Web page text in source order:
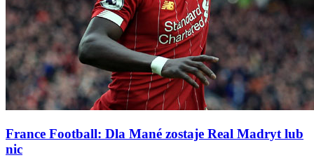
France Football: Dla Mané zostaje Real Madryt lub
nic